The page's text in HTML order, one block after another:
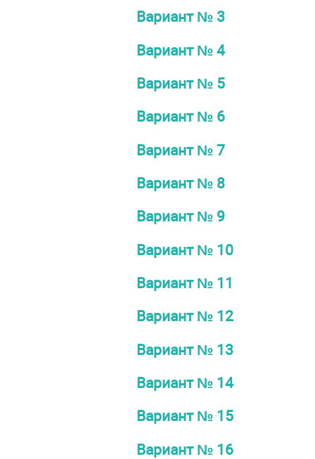
Вариант № 3
Вариант № 4
Вариант № 5
Вариант № 6
Вариант № 7
Вариант № 8
Вариант № 9
Вариант № 10
Вариант № 11
Вариант № 12
Вариант № 13
Вариант № 14
Вариант № 15
Вариант № 16